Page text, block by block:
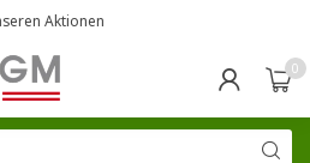
Aktionen
0